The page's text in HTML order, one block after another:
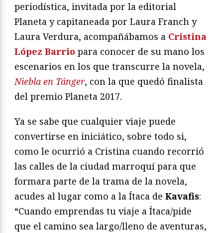
periodística, invitada por la editorial
Planeta y capitaneada por Laura Franch y
Laura Verdura, acompañábamos a Cristina
López Barrio para conocer de su mano los
escenarios en los que transcurre la novela,
Niebla en Tánger, con la que quedó finalista
del premio Planeta 2017.
Ya se sabe que cualquier viaje puede
convertirse en iniciático, sobre todo si,
como le ocurrió a Cristina cuando recorrió
las calles de la ciudad marroquí para que
formara parte de la trama de la novela,
acudes al lugar como a la Ítaca de Kavafis:
“Cuando emprendas tu viaje a Ítaca/pide
que el camino sea largo/lleno de aventuras,